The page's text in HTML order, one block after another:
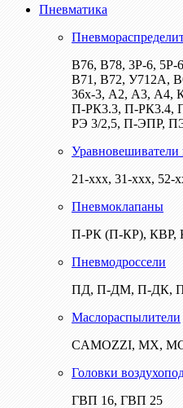
Пневматика
В76, В78, 3Р-6,
В71, В72, У712А,
36х-3, А2, А3, А4,
П-РК3.3, П-РК3.4,
РЭ 3/2,5, П-ЭПР,
Уравновешиватели
21-ххх, 31-ххх, 52-
Пневмоклапаны
П-РК (П-КР),
Пневмодроссели
ПД, П-ДМ, П-ДК,
Маслораспылители
CAMOZZI, МХ,
Головки
ГВП 16, ГВП 25